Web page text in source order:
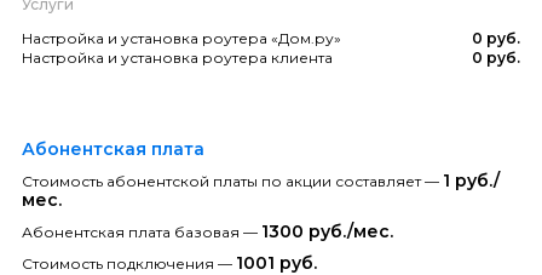
Услуги
Настройка и установка роутера «Дом.ру»
0 руб.
Настройка и установка роутера клиента
0 руб.
Абонентская плата
Стоимость абонентской платы по акции составляет — 1 руб./
мес.
Абонентская плата базовая — 1300 руб./мес.
Стоимость подключения — 1001 руб.